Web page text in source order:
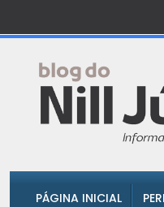
PÁGINA INICIAL